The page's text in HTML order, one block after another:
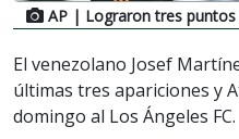
AP | Lograron tres
El venezolano Josef
últimas tres apariciones y
domingo al Los Ángeles FC.